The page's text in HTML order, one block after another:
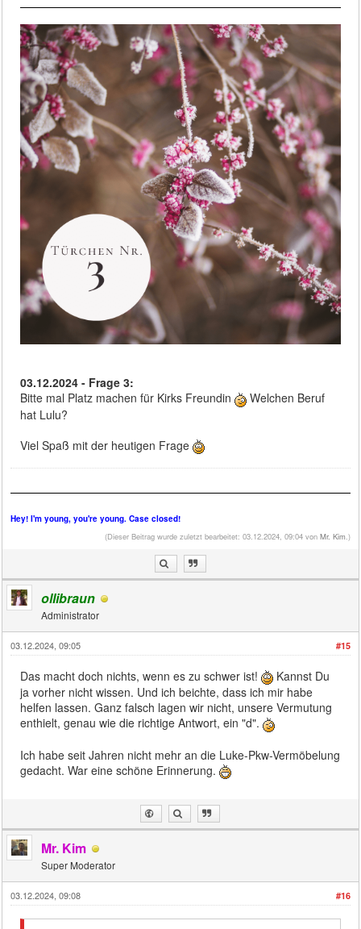
03.12.2024 - Frage 3:
Bitte mal Platz machen für Kirks Freundin
Welchen Beruf
hat Lulu?
Viel Spaß mit der heutigen Frage
Hey! I'm young, you're young. Case closed!
(Dieser Beitrag wurde zuletzt bearbeitet: 03.12.2024, 09:04 von Mr. Kim.)
ollibraun
Administrator
#15
03.12.2024, 09:05
Das macht doch nichts, wenn es zu schwer ist!
Kannst Du
ja vorher nicht wissen. Und ich beichte, dass ich mir habe
helfen lassen. Ganz falsch lagen wir nicht, unsere Vermutung
enthielt, genau wie die richtige Antwort, ein "d".
Ich habe seit Jahren nicht mehr an die Luke-Pkw-Vermöbelung
gedacht. War eine schöne Erinnerung.
Mr. Kim
Super Moderator
#16
03.12.2024, 09:08